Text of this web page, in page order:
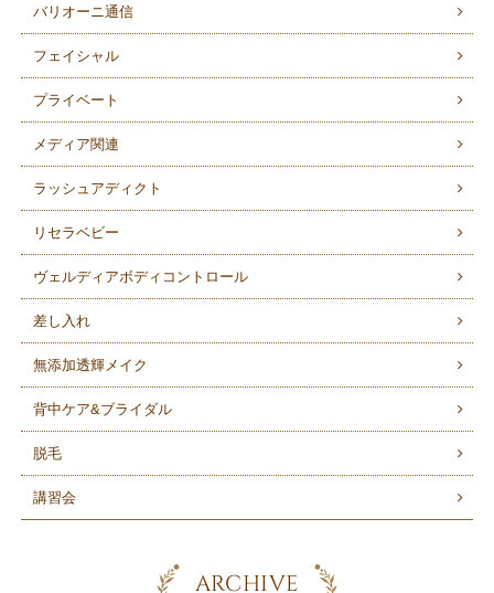
バリオーニ通信
フェイシャル
プライベート
メディア関連
ラッシュアディクト
リセラベビー
ヴェルディアボディコントロール
差し入れ
無添加透輝メイク
背中ケア&ブライダル
脱毛
講習会
ARCHIVE